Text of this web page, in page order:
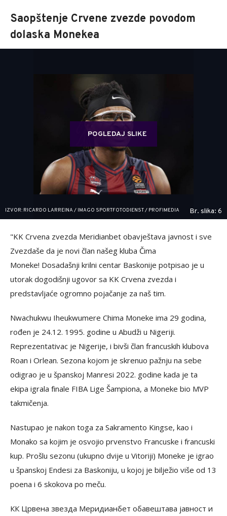
Saopštenje Crvene zvezde povodom
dolaska Monekea
POGLEDAJ SLIKE
IZVOR: RICARDO LARREINA / IMAGO SPORTFOTODIENST / PROFIMEDIA Br. slika: 6
"KK Crvena zvezda Meridianbet obavještava javnost i sve
Zvezdaše da je novi član našeg kluba Čima
Moneke! Dosadašnji krilni centar Baskonije potpisao je u
utorak dogodišnji ugovor sa KK Crvena zvezda i
predstavljaće ogromno pojačanje za naš tim.
Nwachukwu Iheukwumere Chima Moneke ima 29 godina,
rođen je 24.12. 1995. godine u Abudži u Nigeriji.
Reprezentativac je Nigerije, i bivši član francuskih klubova
Roan i Orlean. Sezona kojom je skrenuo pažnju na sebe
odigrao je u španskoj Manresi 2022. godine kada je ta
ekipa igrala finale FIBA Lige Šampiona, a Moneke bio MVP
takmičenja.
Nastupao je nakon toga za Sakramento Kingse, kao i
Monako sa kojim je osvojio prvenstvo Francuske i francuski
kup. Prošlu sezonu (ukupno dvije u Vitoriji) Moneke je igrao
u španskoj Endesi za Baskoniju, u kojoj je bilježio više od 13
poena i 6 skokova po meču.
КК Црвена звезда Меридианбет обавештава јавност и